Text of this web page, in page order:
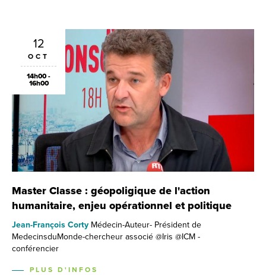
12
OCT
14h00 -
16h00
Master Classe : géopoligique de l'action
humanitaire, enjeu opérationnel et politique
Jean-François Corty Médecin-Auteur- Président de
MedecinsduMonde-chercheur associé @Iris @ICM -
conférencier
PLUS D'INFOS